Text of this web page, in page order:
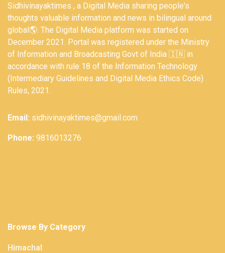
Sidhivinayaktimes , a Digital Media sharing people's
thoughts valuable information and news in bilingual around
global🌎. The Digital Media platform was started on
December 2021. Portal was registered under the Ministry
of Information and Broadcasting Govt of India 🇮🇳 in
accordance with rule 18 of the Information Technology
(Intermediary Guidelines and Digital Media Ethics Code)
Rules, 2021.
Email: sidhivinayaktimes@gmail.com
Phone: 9816013276
Browse By Category
Himachal